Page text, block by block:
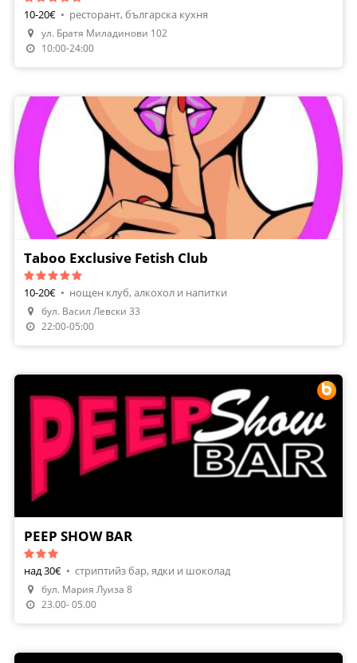
Направи Резервация
10-20€ • ресторант, българска кухня
ул. Братя Миладинови 102
10:00-24:00
Taboo Exclusive Fetish Club
10-20€ • нощен клуб, алкохол и напитки
бул. Васил Левски 33
22:00-05:00
Направи Резервация
PEEP SHOW BAR
над 30€ • стриптийз бар, ядки и шоколад
бул. Мария Луиза 8
23.00- 05.00